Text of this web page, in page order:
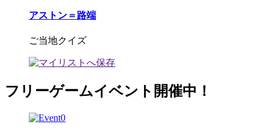
アストン＝路端
ご当地クイズ
フリーゲームイベント開催中！